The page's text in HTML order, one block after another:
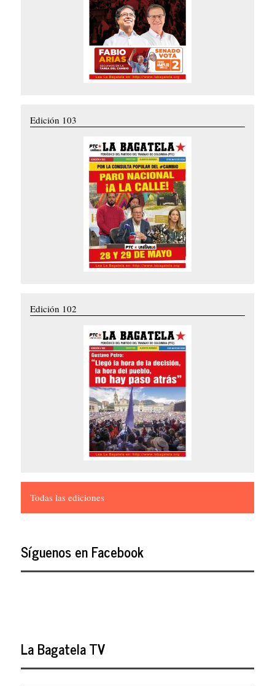
Edición 103
Edición 102
Todas las ediciones
Síguenos en Facebook
La Bagatela TV